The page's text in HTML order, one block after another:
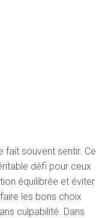
fait souvent sentir. Ce
défi pour ceux
équilibrée et éviter
les bons choix
culpabilité. Dans